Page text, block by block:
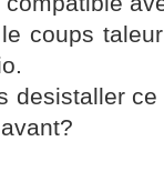
coups
desistaller